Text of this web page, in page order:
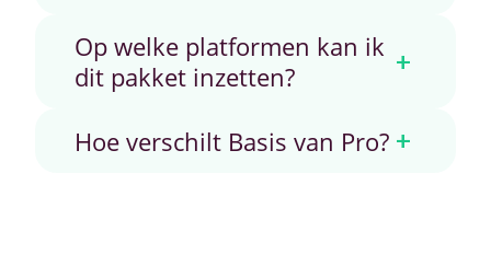
Op welke platformen kan ik
dit pakket inzetten?
+
Hoe verschilt Basis van Pro? +